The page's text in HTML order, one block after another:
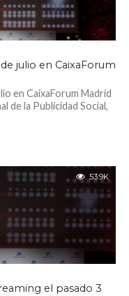
julio en CaixaForum
en CaixaForum Madrid
de la Publicidad Social,
53.9K
el pasado 3